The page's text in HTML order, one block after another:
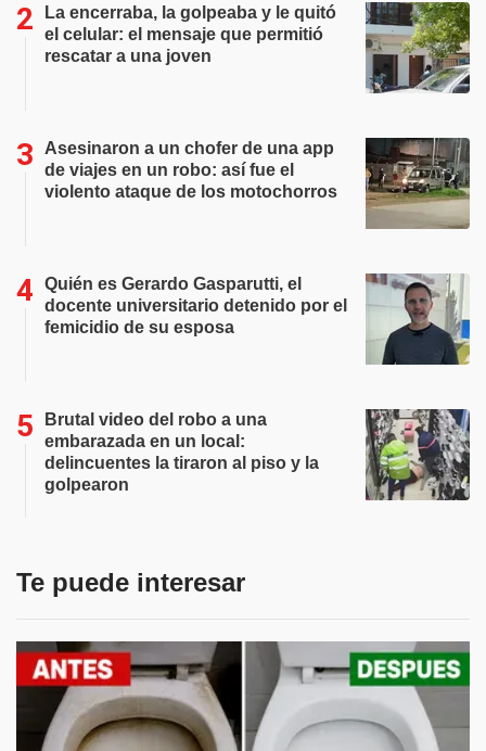
La encerraba, la golpeaba y le quitó
el celular: el mensaje que permitió
rescatar a una joven
Asesinaron a un chofer de una app
de viajes en un robo: así fue el
violento ataque de los motochorros
Quién es Gerardo Gasparutti, el
docente universitario detenido por el
femicidio de su esposa
Brutal video del robo a una
embarazada en un local:
delincuentes la tiraron al piso y la
golpearon
Te puede interesar